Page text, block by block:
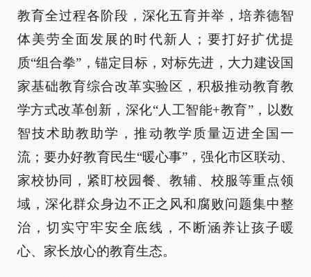
教育全过程各阶段，深化五育并举，培养德智
体美劳全面发展的时代新人；要打好扩优提
质“组合拳”，锚定目标，对标先进，大力建设国
家基础教育综合改革实验区，积极推动教育教
学方式改革创新，深化“人工智能+教育”，以数
智技术助教助学，推动教学质量迈进全国一
流；要办好教育民生“暖心事”，强化市区联动、
家校协同，紧盯校园餐、教辅、校服等重点领
域，深化群众身边不正之风和腐败问题集中整
治，切实守牢安全底线，不断涵养让孩子暖
心、家长放心的教育生态。